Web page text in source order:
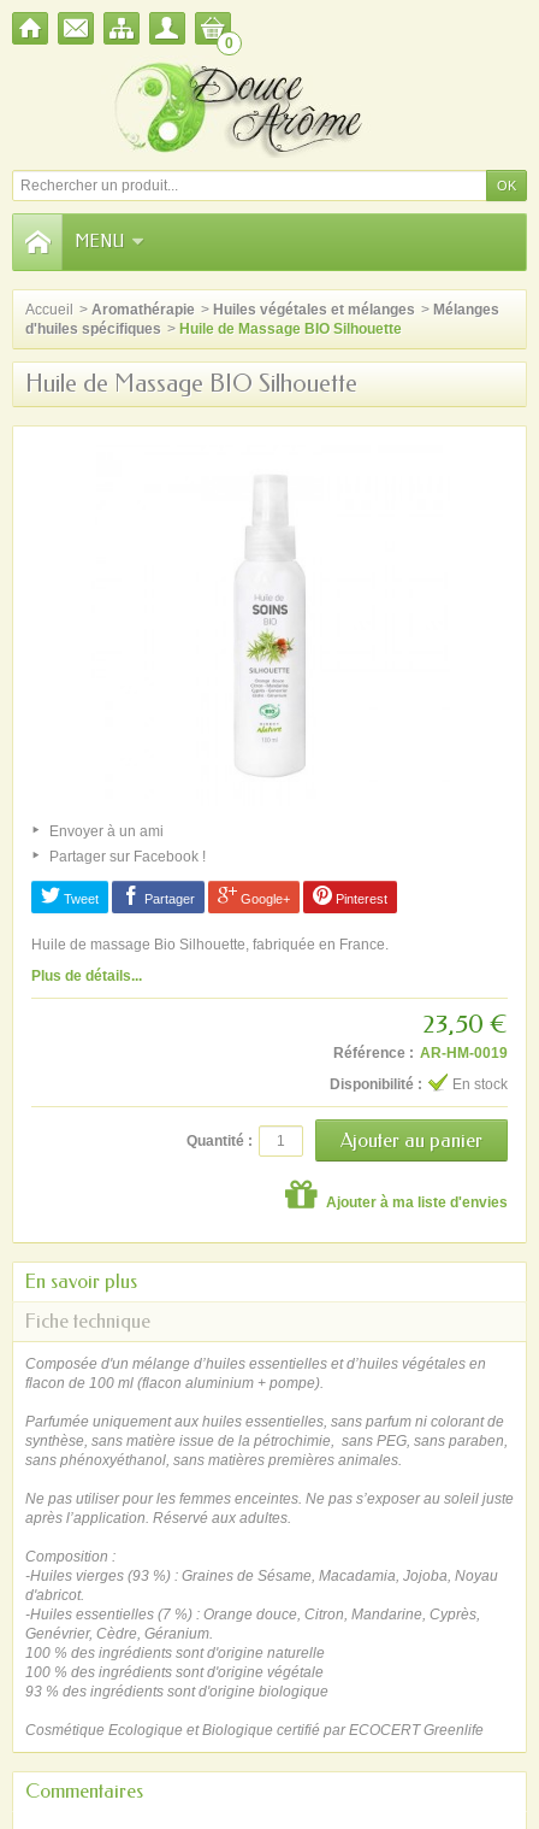
0
MENU
Accueil > Aromathérapie > Huiles végétales et mélanges > Mélanges
d'huiles spécifiques > Huile de Massage BIO Silhouette
Huile de Massage BIO Silhouette
Envoyer à un ami
Partager sur Facebook !
Tweet Partager Google+ Pinterest
Huile de massage Bio Silhouette, fabriquée en France.
Plus de détails...
23,50 €
Référence : AR-HM-0019
Disponibilité :
En stock
Quantité :
Ajouter à ma liste d'envies
En savoir plus
Fiche technique
Composée d'un mélange d’huiles essentielles et d’huiles végétales en
flacon de 100 ml (flacon aluminium + pompe).
Parfumée uniquement aux huiles essentielles, sans parfum ni colorant de
synthèse, sans matière issue de la pétrochimie, sans PEG, sans paraben,
sans phénoxyéthanol, sans matières premières animales.
Ne pas utiliser pour les femmes enceintes. Ne pas s’exposer au soleil juste
après l’application. Réservé aux adultes.
Composition :
-Huiles vierges (93 %) : Graines de Sésame, Macadamia, Jojoba, Noyau
d'abricot.
-Huiles essentielles (7 %) : Orange douce, Citron, Mandarine, Cyprès,
Genévrier, Cèdre, Géranium.
100 % des ingrédients sont d'origine naturelle
100 % des ingrédients sont d'origine végétale
93 % des ingrédients sont d'origine biologique
Cosmétique Ecologique et Biologique certifié par ECOCERT Greenlife
Commentaires